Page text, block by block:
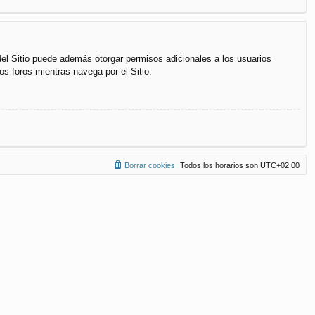
Sitio puede además otorgar permisos adicionales a los usuarios
foros mientras navega por el Sitio.
Todos los horarios son UTC+02:00
Borrar cookies